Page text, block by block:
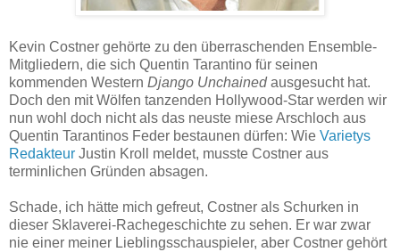
Kevin Costner gehörte zu den überraschenden Ensemble-
Mitgliedern, die sich Quentin Tarantino für seinen
kommenden Western Django Unchainedausgesucht hat.
Doch den mit Wölfen tanzenden Hollywood-Star werden wir
nun wohl doch nicht als das neuste miese Arschloch aus
Quentin Tarantinos Feder bestaunen dürfen: Wie Varietys
Redakteur Justin Kroll meldet, musste Costner aus
terminlichen Gründen absagen.
Schade, ich hätte mich gefreut, Costner als Schurken in
dieser Sklaverei-Rachegeschichte zu sehen. Er war zwar
nie einer meiner Lieblingsschauspieler, aber Costner gehört